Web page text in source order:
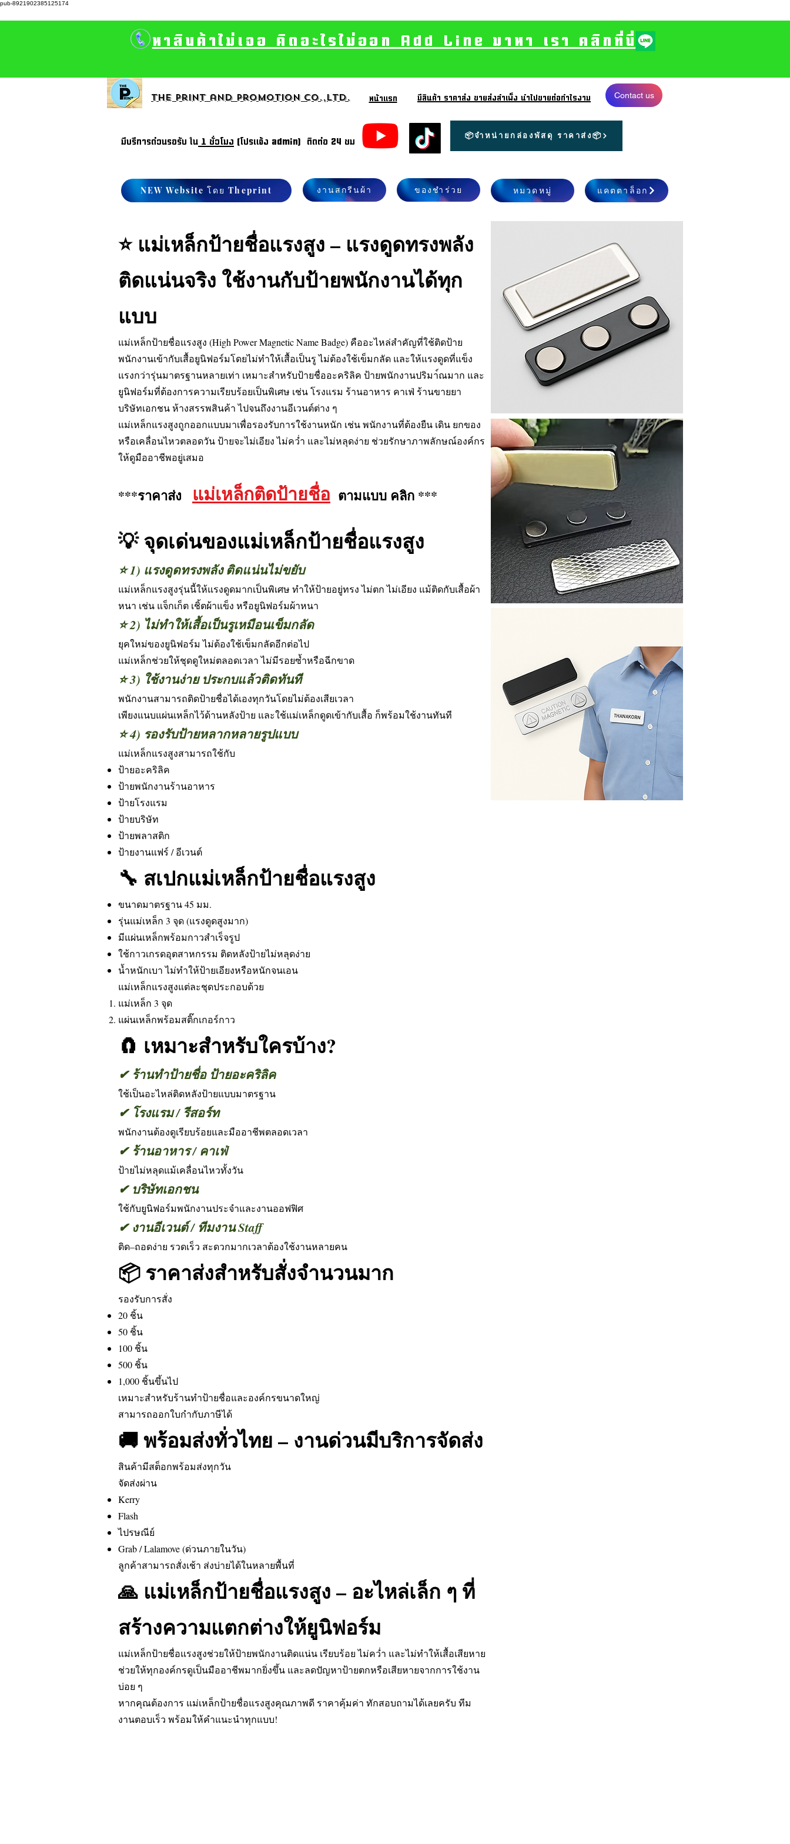
pub-8921902385125174
หาสินค้าไม่เจอ คิดอะไรไม่ออก Add Line มาหา เรา คลิกที่นี่
The print and promotion CO.,Ltd. หน้าแรก มีสินค้า ราคาส่ง ขายส่งสำเพ็ง นำไปขายต่อกำไรงาม Contact us
มีบรีการด่วนรอรับ ใน 1 ชั่วโมง (โปรแจ้ง admin) ติดต่อ 24 ชม
📦จำหน่ายกล่องพัสดุ ราคาส่ง📦
NEW Website โดย Theprint งานสกรีนผ้า ของชำร่วย หมวดหมู่ แคตตาล็อก
⭐ แม่เหล็กป้ายชื่อแรงสูง – แรงดูดทรงพลัง
ติดแน่นจริง ใช้งานกับป้ายพนักงานได้ทุก
แบบ
แม่เหล็กป้ายชื่อแรงสูง (High Power Magnetic Name Badge) คืออะไหล่สำคัญที่ใช้ติดป้าย
พนักงานเข้ากับเสื้อยูนิฟอร์มโดยไม่ทำให้เสื้อเป็นรู ไม่ต้องใช้เข็มกลัด และให้แรงดูดที่แข็ง
แรงกว่ารุ่นมาตรฐานหลายเท่า เหมาะสำหรับป้ายชื่ออะคริลิค ป้ายพนักงานปริมา์ณมาก และ
ยูนิฟอร์มที่ต้องการความเรียบร้อยเป็นพิเศษ เช่น โรงแรม ร้านอาหาร คาเฟ่ ร้านขายยา
บริษัทเอกชน ห้างสรรพสินค้า ไปจนถึงงานอีเวนต์ต่าง ๆ
แม่เหล็กแรงสูงถูกออกแบบมาเพื่อรองรับการใช้งานหนัก เช่น พนักงานที่ต้องยืน เดิน ยกของ
หรือเคลื่อนไหวตลอดวัน ป้ายจะไม่เอียง ไม่คว่ำ และไม่หลุดง่าย ช่วยรักษาภาพลักษณ์องค์กร
ให้ดูมืออาชีพอยู่เสมอ
***ราคาส่ง แม่เหล็กติดป้ายชื่อ ตามแบบ คลิก ***
💡 จุดเด่นของแม่เหล็กป้ายชื่อแรงสูง
⭐ 1) แรงดูดทรงพลัง ติดแน่นไม่ขยับ
แม่เหล็กแรงสูงรุ่นนี้ให้แรงดูดมากเป็นพิเศษ ทำให้ป้ายอยู่ทรง ไม่ตก ไม่เอียง แม้ติดกับเสื้อผ้า
หนา เช่น แจ็กเก็ต เชิ้ตผ้าแข็ง หรือยูนิฟอร์มผ้าหนา
⭐ 2) ไม่ทำให้เสื้อเป็นรูเหมือนเข็มกลัด
ยุคใหม่ของยูนิฟอร์ม ไม่ต้องใช้เข็มกลัดอีกต่อไป
แม่เหล็กช่วยให้ชุดดูใหม่ตลอดเวลา ไม่มีรอยซ้ำหรือฉีกขาด
⭐ 3) ใช้งานง่าย ประกบแล้วติดทันที
พนักงานสามารถติดป้ายชื่อได้เองทุกวันโดยไม่ต้องเสียเวลา
เพียงแนบแผ่นเหล็กไว้ด้านหลังป้าย และใช้แม่เหล็กดูดเข้ากับเสื้อ ก็พร้อมใช้งานทันที
⭐ 4) รองรับป้ายหลากหลายรูปแบบ
แม่เหล็กแรงสูงสามารถใช้กับ
ป้ายอะคริลิค
ป้ายพนักงานร้านอาหาร
ป้ายโรงแรม
ป้ายบริษัท
ป้ายพลาสติก
ป้ายงานแฟร์ / อีเวนต์
🔧 สเปกแม่เหล็กป้ายชื่อแรงสูง
ขนาดมาตรฐาน 45 มม.
รุ่นแม่เหล็ก 3 จุด (แรงดูดสูงมาก)
มีแผ่นเหล็กพร้อมกาวสำเร็จรูป
ใช้กาวเกรดอุตสาหกรรม ติดหลังป้ายไม่หลุดง่าย
น้ำหนักเบา ไม่ทำให้ป้ายเอียงหรือหนักจนเอน
แม่เหล็กแรงสูงแต่ละชุดประกอบด้วย
แม่เหล็ก 3 จุด
แผ่นเหล็กพร้อมสติ๊กเกอร์กาว
🧲 เหมาะสำหรับใครบ้าง?
✔ ร้านทำป้ายชื่อ ป้ายอะคริลิค
ใช้เป็นอะไหล่ติดหลังป้ายแบบมาตรฐาน
✔ โรงแรม / รีสอร์ท
พนักงานต้องดูเรียบร้อยและมืออาชีพตลอดเวลา
✔ ร้านอาหาร / คาเฟ่
ป้ายไม่หลุดแม้เคลื่อนไหวทั้งวัน
✔ บริษัทเอกชน
ใช้กับยูนิฟอร์มพนักงานประจำและงานออฟฟิศ
✔ งานอีเวนต์ / ทีมงาน Staff
ติด–ถอดง่าย รวดเร็ว สะดวกมากเวลาต้องใช้งานหลายคน
📦 ราคาส่งสำหรับสั่งจำนวนมาก
รองรับการสั่ง
20 ชิ้น
50 ชิ้น
100 ชิ้น
500 ชิ้น
1,000 ชิ้นขึ้นไป
เหมาะสำหรับร้านทำป้ายชื่อและองค์กรขนาดใหญ่
สามารถออกใบกำกับภาษีได้
🚚 พร้อมส่งทั่วไทย – งานด่วนมีบริการจัดส่ง
สินค้ามีสต็อกพร้อมส่งทุกวัน
จัดส่งผ่าน
Kerry
Flash
ไปรษณีย์
Grab / Lalamove (ด่วนภายในวัน)
ลูกค้าสามารถสั่งเช้า ส่งบ่ายได้ในหลายพื้นที่
🙏 แม่เหล็กป้ายชื่อแรงสูง – อะไหล่เล็ก ๆ ที่
สร้างความแตกต่างให้ยูนิฟอร์ม
แม่เหล็กป้ายชื่อแรงสูงช่วยให้ป้ายพนักงานติดแน่น เรียบร้อย ไม่คว่ำ และไม่ทำให้เสื้อเสียหาย
ช่วยให้ทุกองค์กรดูเป็นมืออาชีพมากยิ่งขึ้น และลดปัญหาป้ายตกหรือเสียหายจากการใช้งาน
บ่อย ๆ
หากคุณต้องการ แม่เหล็กป้ายชื่อแรงสูงคุณภาพดี ราคาคุ้มค่า ทักสอบถามได้เลยครับ ทีม
งานตอบเร็ว พร้อมให้คำแนะนำทุกแบบ!